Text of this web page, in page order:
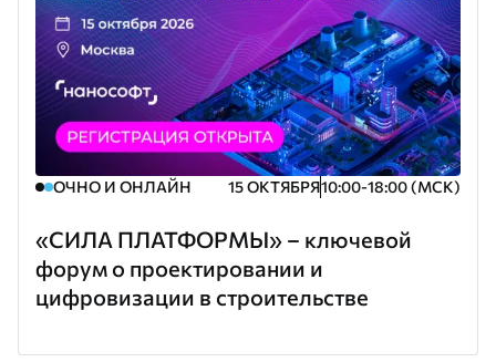
ОЧНО И ОНЛАЙН 15 ОКТЯБРЯ10:00-18:00 (МСК)
«СИЛА ПЛАТФОРМЫ» – ключевой
форум о проектировании и
цифровизации в строительстве